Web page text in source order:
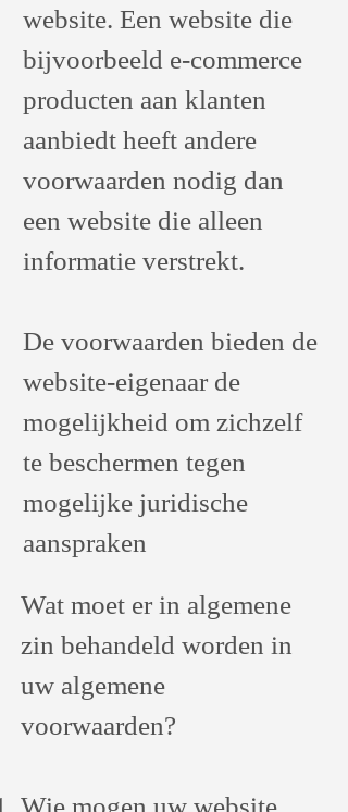
website. Een website die
bijvoorbeeld e-commerce
producten aan klanten
aanbiedt heeft andere
voorwaarden nodig dan
een website die alleen
informatie verstrekt.
De voorwaarden bieden de
website-eigenaar de
mogelijkheid om zichzelf
te beschermen tegen
mogelijke juridische
aanspraken
Wat moet er in algemene
zin behandeld worden in
uw algemene
voorwaarden?
Wie mogen uw website